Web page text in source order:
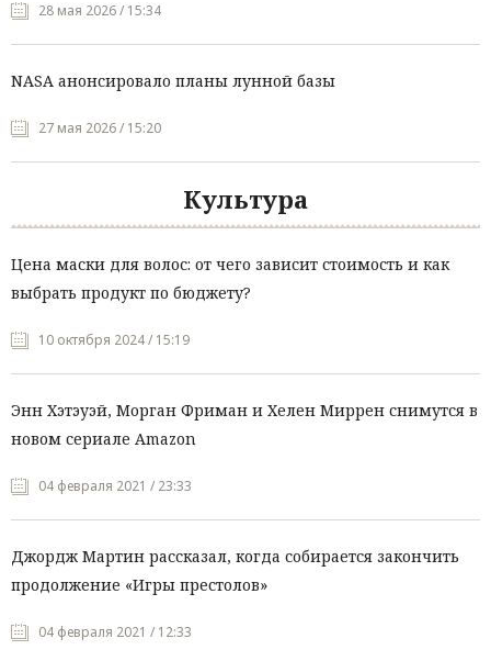
28 мая 2026 / 15:34
NASA анонсировало планы лунной базы
27 мая 2026 / 15:20
Культура
Цена маски для волос: от чего зависит стоимость и как
выбрать продукт по бюджету?
10 октября 2024 / 15:19
Энн Хэтэуэй, Морган Фриман и Хелен Миррен снимутся в
новом сериале Amazon
04 февраля 2021 / 23:33
Джордж Мартин рассказал, когда собирается закончить
продолжение «Игры престолов»
04 февраля 2021 / 12:33